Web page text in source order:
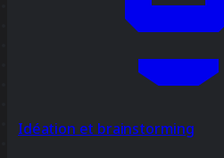
Idéation et brainstorming